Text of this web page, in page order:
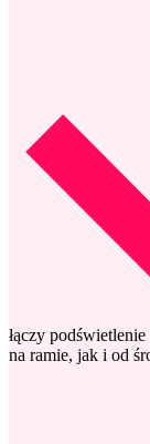
łączy
na ramie, jak i od